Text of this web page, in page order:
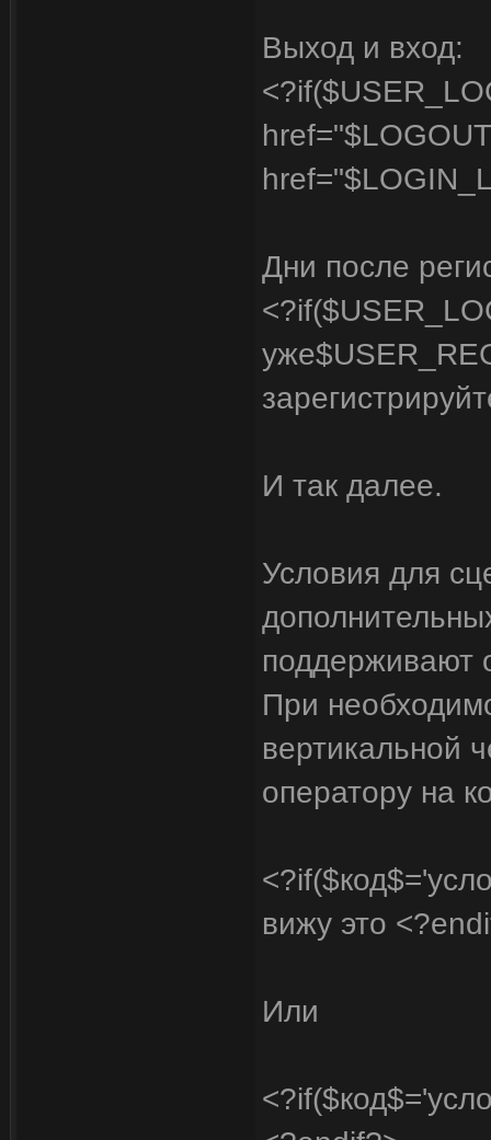
Выход и вход:
Дни после
И так далее.
Условия для
поддерживают
При
вертикальной
оператору на
вижу это
Или